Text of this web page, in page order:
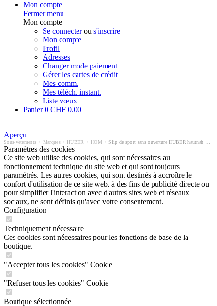
Mon compte
Fermer menu
Mon compte
Se connecterou s'inscrire
Mon compte
Profil
Adresses
Changer mode paiement
Gérer les cartes de crédit
Mes comm.
Mes téléch. instant.
Liste vœux
Panier0 CHF 0.00
Aperçu
Sous-vêtements Marques HUBER HOM
Paramètres des cookies
Ce site web utilise des cookies, qui sont nécessaires au
fonctionnement technique du site web et qui sont toujours
paramétrés. Les autres cookies, qui sont destinés à accroître le
confort d'utilisation de ce site web, à des fins de publicité directe ou
pour simplifier l'interaction avec d'autres sites web et réseaux
sociaux, ne sont définis qu'avec votre consentement.
Configuration
Techniquement nécessaire
Ces cookies sont nécessaires pour les fonctions de base de la
boutique.
"Accepter tous les cookies" Cookie
"Refuser tous les cookies" Cookie
Boutique sélectionnée